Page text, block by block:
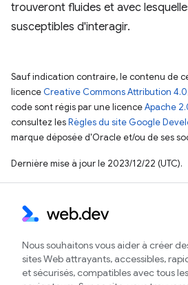
trouveront fluides et avec
susceptibles d'interagir.
Sauf indication contraire, le contenu de
licence Creative Commons Attribution 4.0
code sont régis par une licenceApache
consultez lesRègles du site Google
marque déposée d'Oracle et/ou de ses
Dernière mise à jour le 2023/12/22 (UTC).
Nous souhaitons vous aider à créer
sites Web attrayants, accessibles,
et sécurisés, compatibles avec tous les